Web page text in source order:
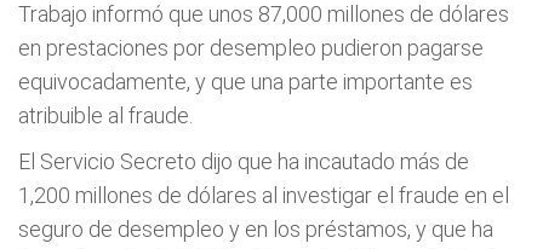
Trabajo informó que unos 87,000 millones de dólares
en prestaciones por desempleo pudieron pagarse
equivocadamente, y que una parte importante es
atribuible al fraude.
El Servicio Secreto dijo que ha incautado más de
1,200 millones de dólares al investigar el fraude en el
seguro de desempleo y en los préstamos, y que ha